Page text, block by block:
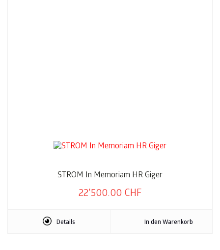
STROM In Memoriam HR Giger
22'500.00 CHF
Details In den Warenkorb